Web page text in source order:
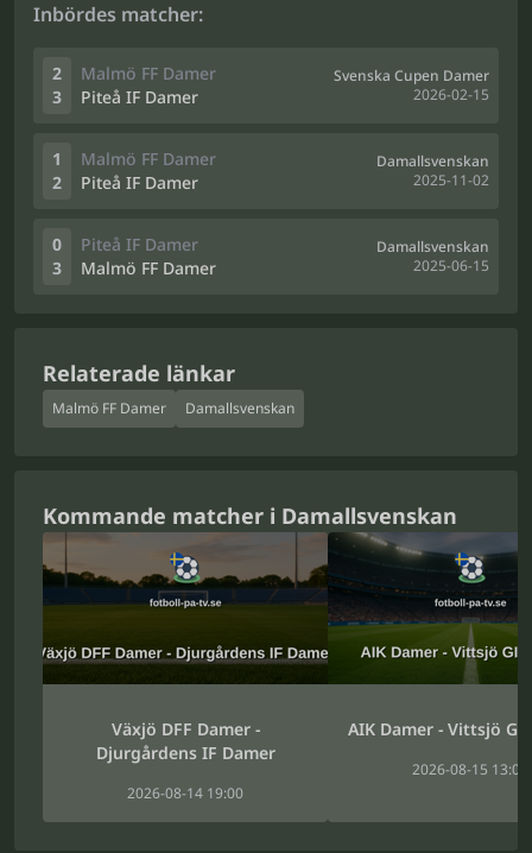
Inbördes matcher:
2
3
Malmö FF Damer
Piteå IF Damer
Svenska Cupen Damer
2026-02-15
1
2
Malmö FF Damer
Piteå IF Damer
Damallsvenskan
2025-11-02
0
3
Piteå IF Damer
Malmö FF Damer
Damallsvenskan
2025-06-15
Relaterade länkar
Malmö FF Damer Damallsvenskan
Kommande matcher i Damallsvenskan
Växjö DFF Damer -
Djurgårdens IF Damer
2026-08-14 19:00
AIK Damer - Vittsjö
2026-08-15 13:00